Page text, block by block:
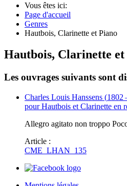
Vous êtes ici:
Page d'accueil
Genres
Hautbois, Clarinette et Piano
Hautbois, Clarinette et
Les ouvrages suivants sont
Charles Louis Hanssens (1802
pour Hautbois et Clarinette en
Allegro agitato non troppo
Article :
CME_LHAN_135